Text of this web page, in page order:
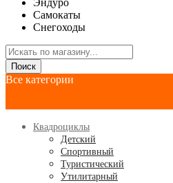
Эндуро
Самокаты
Снегоходы
Поиск
Все категории
Квадроциклы
Детский
Спортивный
Туристический
Утилитарный